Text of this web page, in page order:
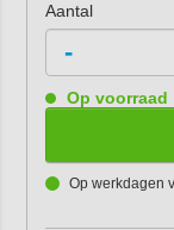
Aantal
-
Op voorraad
Op werkdagen